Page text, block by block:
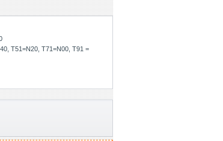
T51=N20, T71=N00, T91 =